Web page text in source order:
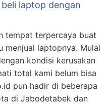
laptop dengan
tempat terpercaya buat
menjual laptopnya. Mulai
kondisi kerusakan
total kami belum bisa
pun hadir di beberapa
di Jabodetabek dan